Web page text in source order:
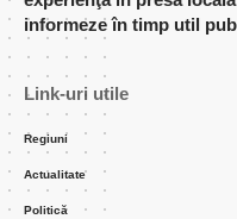
informeze în timp util
Link-uri utile
Regiuni
Actualitate
Politică